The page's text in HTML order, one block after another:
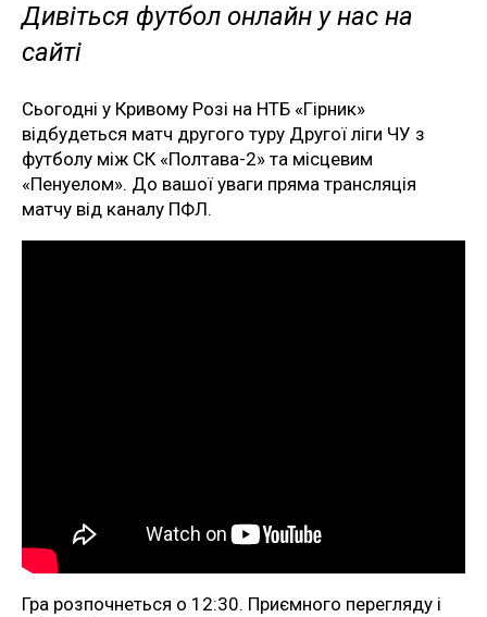
Дивіться футбол онлайн у нас на
сайті
Сьогодні у Кривому Розі на НТБ «Гірник»
відбудеться матч другого туру Другої ліги ЧУ з
футболу між СК «Полтава-2» та місцевим
«Пенуелом». До вашої уваги пряма трансляція
матчу від каналу ПФЛ.
Гра розпочнеться о 12:30. Приємного перегляду і